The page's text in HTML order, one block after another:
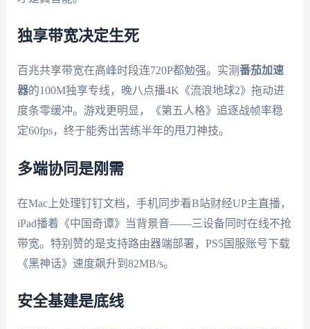
独享带宽决定生死
百兆共享带宽在高峰时段连720P都勉强。实测番茄加速
器的100M独享专线，晚八点播4K《流浪地球2》拖动进
度条零缓冲。游戏更明显，《第五人格》追逐战帧率稳
定60fps，终于能秀出苦练半年的甩刀神技。
多端协同是刚需
在Mac上处理钉钉文档，手机同步看B站财经UP主直播，
iPad播着《中国奇谭》当背景音——三设备同时在线不抢
带宽。特别赞的是支持路由器端部署，PS5国服账号下载
《黑神话》速度飙升到82MB/s。
安全基建是底线